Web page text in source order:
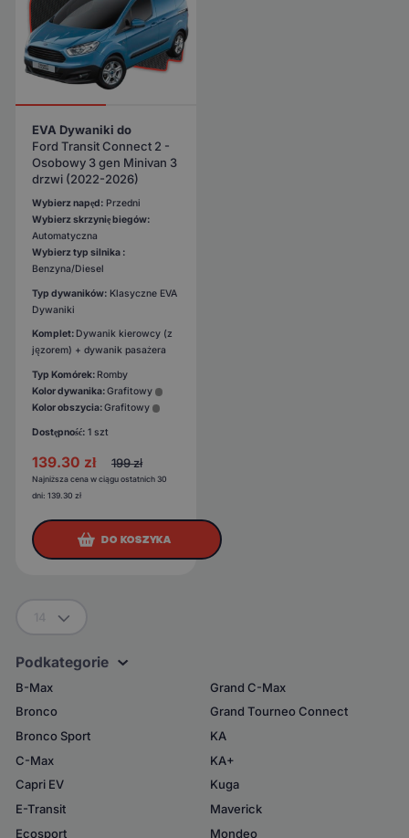
EVA Dywaniki do
Ford Transit Connect 2 -
Osobowy 3 gen Minivan 3
drzwi (2022-2026)
Wybierz napęd: Przedni
Wybierz skrzynię biegów:
Automatyczna
Wybierz typ silnika :
Benzyna/Diesel
Typ dywaników: Klasyczne EVA
Dywaniki
Komplet: Dywanik kierowcy (z
jęzorem) + dywanik pasażera
Typ Komórek: Romby
Kolor dywanika:Grafitowy
Kolor obszycia:Grafitowy
Dostępność: 1 szt
139.30 zł 199zł
Najniższa cena w ciągu ostatnich 30
dni: 139.30 zł
DO KOSZYKA
Podkategorie
B-Max
Bronco
Bronco Sport
C-Max
Capri EV
E-Transit
Ecosport
Grand C-Max
Grand Tourneo Connect
KA
KA+
Kuga
Maverick
Mondeo